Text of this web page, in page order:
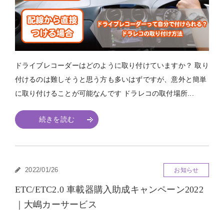
ドライブレコーダーはどのように取り付けていますか？ 取り
付けるのは難しそうと思う方も多いはずですが、意外と簡単
に取り付けることが可能なんです ドラレコの取付場所...
続きを読む
2022/01/26 お知らせ
ETC/ETC2.0 車載器購入助成キャンペーン2022
｜大嶋カーサービス